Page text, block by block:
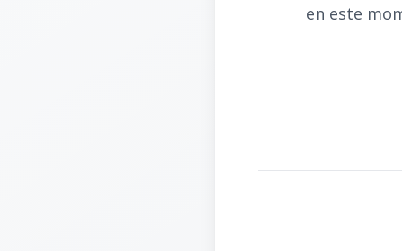
en este